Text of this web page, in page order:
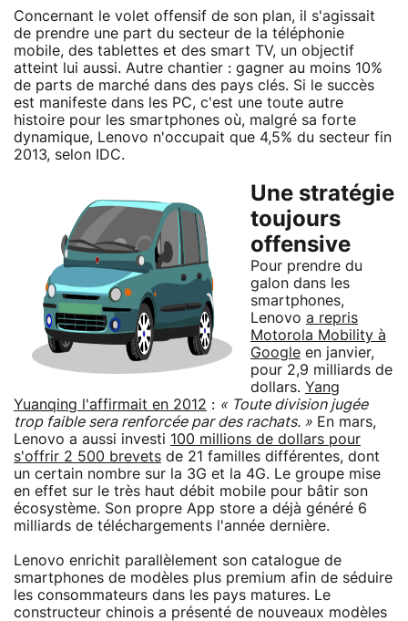
Concernant le volet offensif de son plan, il s'agissait
de prendre une part du secteur de la téléphonie
mobile, des tablettes et des smart TV, un objectif
atteint lui aussi. Autre chantier : gagner au moins 10%
de parts de marché dans des pays clés. Si le succès
est manifeste dans les PC, c'est une toute autre
histoire pour les smartphones où, malgré sa forte
dynamique, Lenovo n'occupait que 4,5% du secteur fin
2013, selon IDC.
Une stratégie
toujours
offensive
Pour prendre du
galon dans les
smartphones,
Lenovo a repris
Motorola Mobility à
Google en janvier,
pour 2,9 milliards de
dollars. Yang
Yuanqing l'affirmait en 2012 : « Toute division jugée
trop faible sera renforcée par des rachats. » En mars,
Lenovo a aussi investi 100 millions de dollars pour
s'offrir 2 500 brevets de 21 familles différentes, dont
un certain nombre sur la 3G et la 4G. Le groupe mise
en effet sur le très haut débit mobile pour bâtir son
écosystème. Son propre App store a déjà généré 6
milliards de téléchargements l'année dernière.
Lenovo enrichit parallèlement son catalogue de
smartphones de modèles plus premium afin de séduire
les consommateurs dans les pays matures. Le
constructeur chinois a présenté de nouveaux modèles